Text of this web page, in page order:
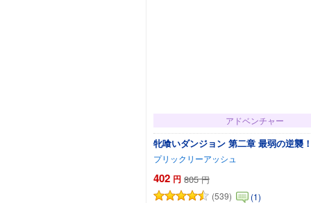
アドベンチャー
牝喰いダンジョン 第二章 最弱の逆襲
プリックリーアッシュ
402 円 805 円
(539)
(1)